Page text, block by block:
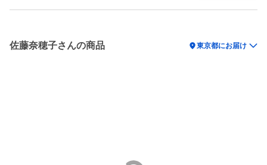
佐藤奈穂子さんの商品 location_on東京都にお届け